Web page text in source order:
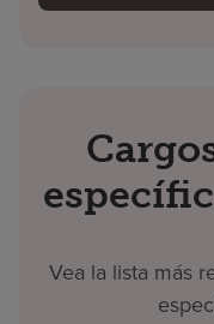
Vea la lista más